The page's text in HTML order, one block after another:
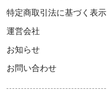
特定商取引法に基づく表示
運営会社
お知らせ
お問い合わせ